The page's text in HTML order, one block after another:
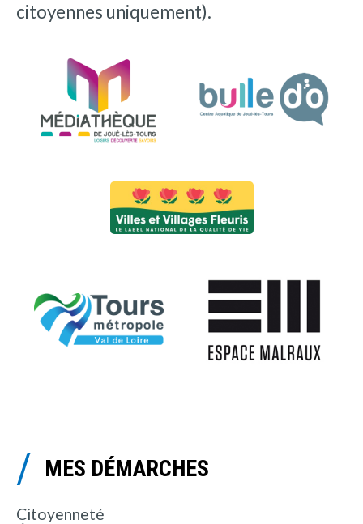
citoyennes uniquement).
MES DÉMARCHES
Citoyenneté